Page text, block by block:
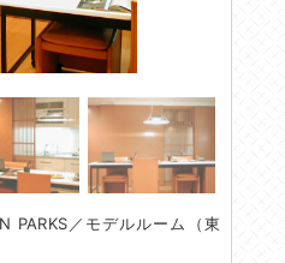
PARKS／モデルルーム（東